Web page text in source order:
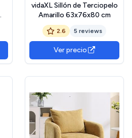
vidaXL Sillón de Terciopelo
Amarillo 63x76x80 cm
2.6 5 reviews
Ver precio